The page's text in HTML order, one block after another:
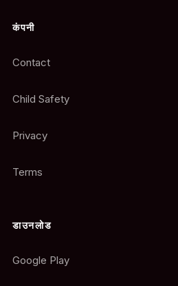
कंपनी
Contact
Child Safety
Privacy
Terms
डाउनलोड
Google Play